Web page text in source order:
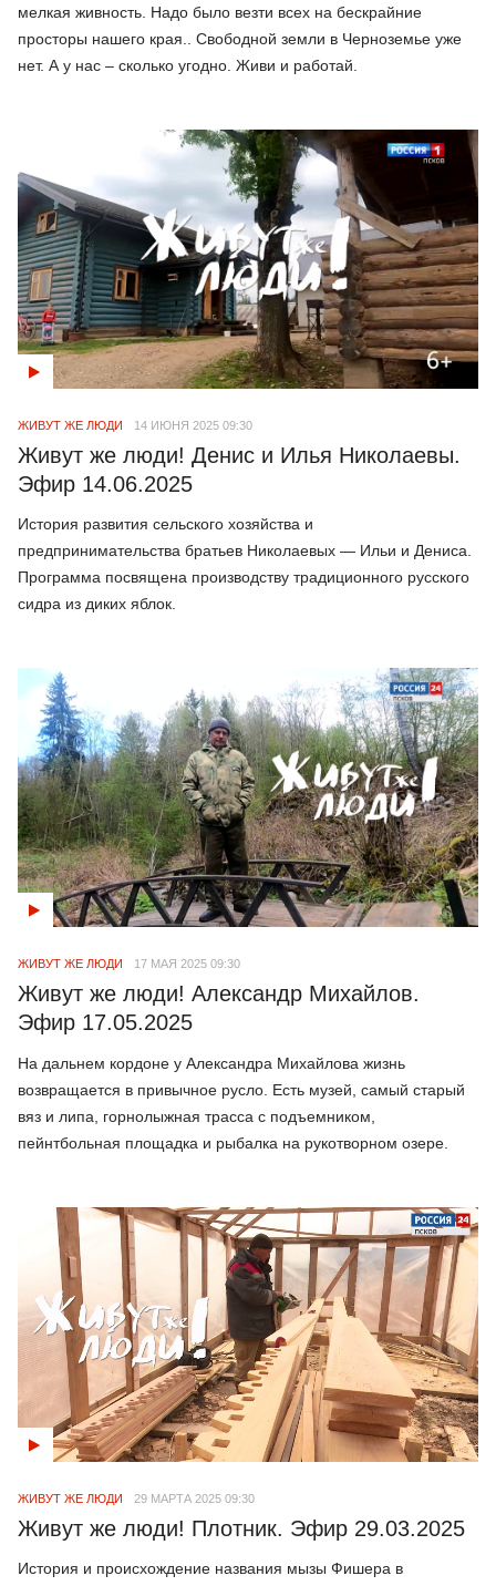
мелкая живность. Надо было везти всех на бескрайние
просторы нашего края.. Свободной земли в Черноземье уже
нет. А у нас – сколько угодно. Живи и работай.
ЖИВУТ ЖЕ ЛЮДИ 14 ИЮНЯ 2025 09:30
Живут же люди! Денис и Илья Николаевы.
Эфир 14.06.2025
История развития сельского хозяйства и
предпринимательства братьев Николаевых — Ильи и Дениса.
Программа посвящена производству традиционного русского
сидра из диких яблок.
ЖИВУТ ЖЕ ЛЮДИ 17 МАЯ 2025 09:30
Живут же люди! Александр Михайлов.
Эфир 17.05.2025
На дальнем кордоне у Александра Михайлова жизнь
возвращается в привычное русло. Есть музей, самый старый
вяз и липа, горнолыжная трасса с подъемником,
пейнтбольная площадка и рыбалка на рукотворном озере.
ЖИВУТ ЖЕ ЛЮДИ 29 МАРТА 2025 09:30
Живут же люди! Плотник. Эфир 29.03.2025
История и происхождение названия мызы Фишера в